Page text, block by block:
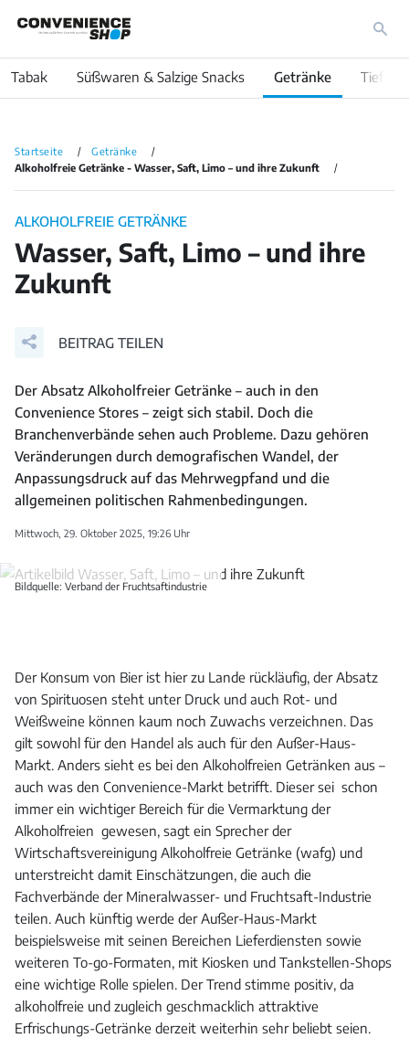
Tabak Süßwaren & Salzige Snacks Getränke
Startseite
Getränke
Alkoholfreie Getränke - Wasser, Saft, Limo – und ihre Zukunft
ALKOHOLFREIE GETRÄNKE
Wasser, Saft, Limo – und ihre
Zukunft
BEITRAG TEILEN
Der Absatz Alkoholfreier Getränke – auch in den
Convenience Stores – zeigt sich stabil. Doch die
Branchenverbände sehen auch Probleme. Dazu gehören
Veränderungen durch demografischen Wandel, der
Anpassungsdruck auf das Mehrwegpfand und die
allgemeinen politischen Rahmenbedingungen.
Mittwoch, 29. Oktober 2025, 19:26 Uhr
Bildquelle: Verband der Fruchtsaftindustrie
Der Konsum von Bier ist hier zu Lande rückläufig, der Absatz
von Spirituosen steht unter Druck und auch Rot- und
Weißweine können kaum noch Zuwachs verzeichnen. Das
gilt sowohl für den Handel als auch für den Außer-Haus-
Markt. Anders sieht es bei den Alkoholfreien Getränken aus –
auch was den Convenience-Markt betrifft. Dieser sei schon
immer ein wichtiger Bereich für die Vermarktung der
Alkoholfreien gewesen, sagt ein Sprecher der
Wirtschaftsvereinigung Alkoholfreie Getränke (wafg) und
unterstreicht damit Einschätzungen, die auch die
Fachverbände der Mineralwasser- und Fruchtsaft-Industrie
teilen. Auch künftig werde der Außer-Haus-Markt
beispielsweise mit seinen Bereichen Lieferdiensten sowie
weiteren To-go-Formaten, mit Kiosken und Tankstellen-Shops
eine wichtige Rolle spielen. Der Trend stimme positiv, da
alkoholfreie und zugleich geschmacklich attraktive
Erfrischungs-Getränke derzeit weiterhin sehr beliebt seien.